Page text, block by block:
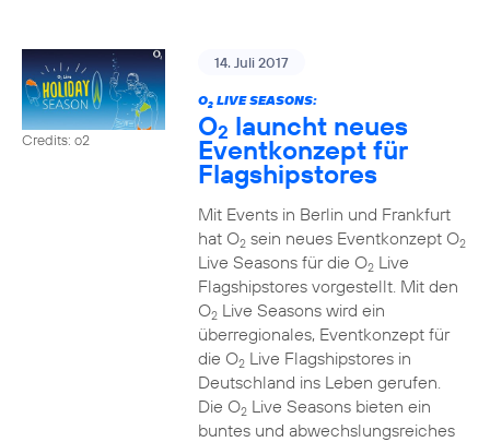
Credits: o2
14. Juli 2017
O2LIVE SEASONS:
O2 launcht neues
Eventkonzept für
Flagshipstores
Mit Events in Berlin und Frankfurt
hat O2sein neues Eventkonzept O2
Live Seasons für die O2Live
Flagshipstores vorgestellt. Mit den
O2Live Seasons wird ein
überregionales, Eventkonzept für
die O2Live Flagshipstores in
Deutschland ins Leben gerufen.
Die O2Live Seasons bieten ein
buntes und abwechslungsreiches